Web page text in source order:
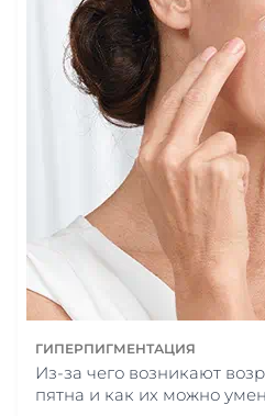
ГИПЕРПИГМЕНТАЦИЯ
Из-за чего возникают
пятна и как их можно